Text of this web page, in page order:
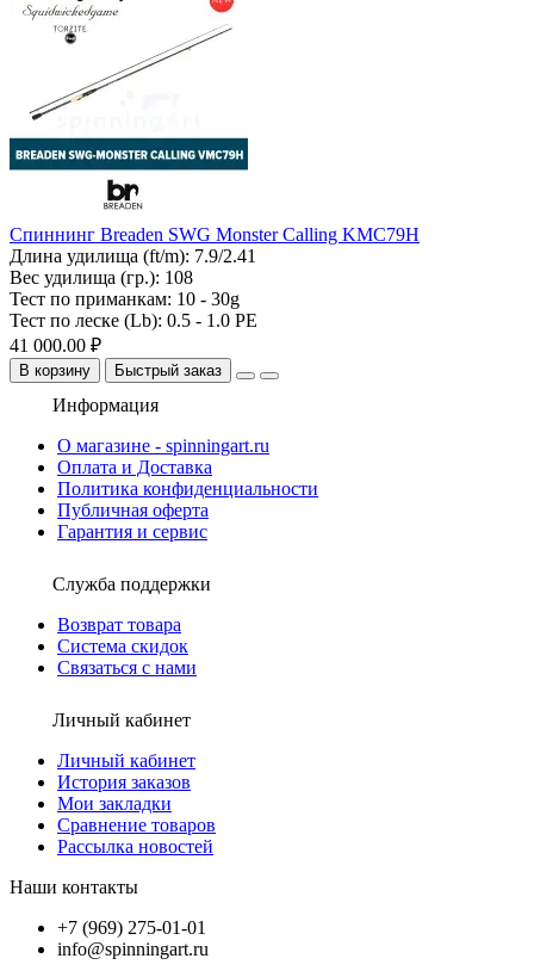
Спиннинг Breaden SWG Monster Calling KMC79H
Длина удилища (ft/m): 7.9/2.41
Вес удилища (гр.): 108
Тест по приманкам: 10 - 30g
Тест по леске (Lb): 0.5 - 1.0 PE
41 000.00 ₽
В корзину Быстрый заказ
Информация
О магазине - spinningart.ru
Оплата и Доставка
Политика конфиденциальности
Публичная оферта
Гарантия и сервис
Служба поддержки
Возврат товара
Система скидок
Связаться с нами
Личный кабинет
Личный кабинет
История заказов
Мои закладки
Сравнение товаров
Рассылка новостей
Наши контакты
+7 (969) 275-01-01
info@spinningart.ru